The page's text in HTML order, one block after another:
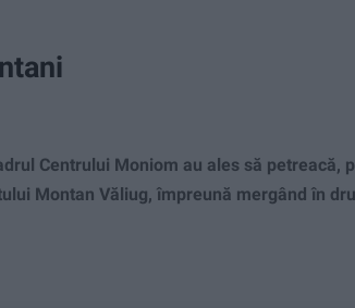
Centrului Moniom au ales să petreacă,
Montan Văliug, împreună mergând în